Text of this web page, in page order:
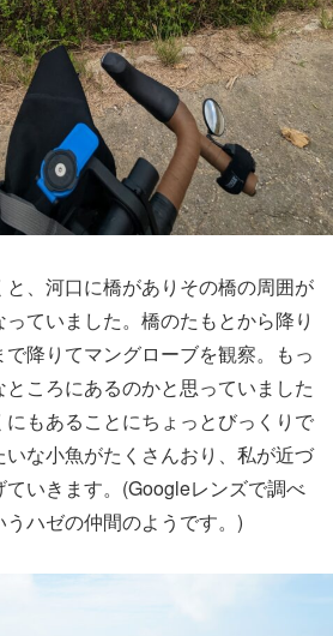
、河口に橋がありその橋の周囲が
ていました。橋のたもとから降り
降りてマングローブを観察。もっ
ころにあるのかと思っていました
もあることにちょっとびっくりで
な小魚がたくさんおり、私が近づ
ていきます。(Googleレンズで調べ
ハゼの仲間のようです。)